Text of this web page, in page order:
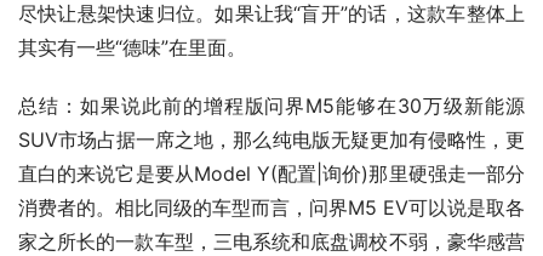
尽快让悬架快速归位。如果让我“盲开”的话，这款车整体上
其实有一些“德味”在里面。
总结：如果说此前的增程版问界M5能够在30万级新能源
SUV市场占据一席之地，那么纯电版无疑更加有侵略性，更
直白的来说它是要从Model Y(配置|询价)那里硬强走一部分
消费者的。相比同级的车型而言，问界M5 EV可以说是取各
家之所长的一款车型，三电系统和底盘调校不弱，豪华感营